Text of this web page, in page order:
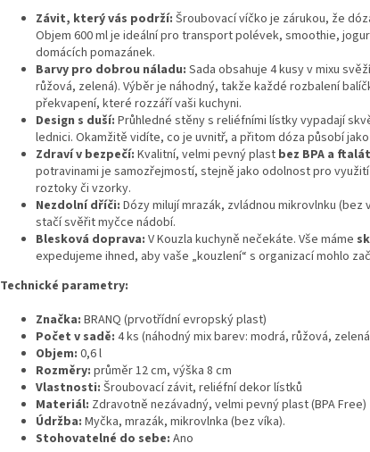
Závit, který vás podrží: Šroubovací víčko je zárukou, že
Objem 600 ml je ideální pro transport polévek, smoothie,
domácích pomazánek.
Barvy pro dobrou náladu: Sada obsahuje 4 kusy v mixu
růžová, zelená). Výběr je náhodný, takže každé rozbalení
překvapení, které rozzáří vaši kuchyni.
Design s duší: Průhledné stěny s reliéfními lístky vypadají
lednici. Okamžitě vidíte, co je uvnitř, a přitom dóza působí
Zdraví v bezpečí: Kvalitní, velmi pevný plast bez BPA a
potravinami je samozřejmostí, stejně jako odolnost pro
roztoky či vzorky.
Nezdolní dříči: Dózy milují mrazák, zvládnou mikrovlnku (bez
stačí svěřit myčce nádobí.
Blesková doprava: V Kouzla kuchyně nečekáte. Vše máme
expedujeme ihned, aby vaše „kouzlení“ s organizací mohlo
Technické parametry:
Značka: BRANQ (prvotřídní evropský plast)
Počet v sadě: 4 ks (náhodný mix barev: modrá, růžová,
Objem: 0,6 l
Rozměry: průměr 12 cm, výška 8 cm
Vlastnosti: Šroubovací závit, reliéfní dekor lístků
Materiál: Zdravotně nezávadný, velmi pevný plast (BPA Free)
Údržba: Myčka, mrazák, mikrovlnka (bez víka).
Stohovatelné do sebe: Ano